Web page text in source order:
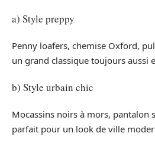
a) Style preppy
Penny loafers, chemise Oxford,
un grand classique toujours aussi
b) Style urbain chic
Mocassins noirs à mors, pantalon
parfait pour un look de ville